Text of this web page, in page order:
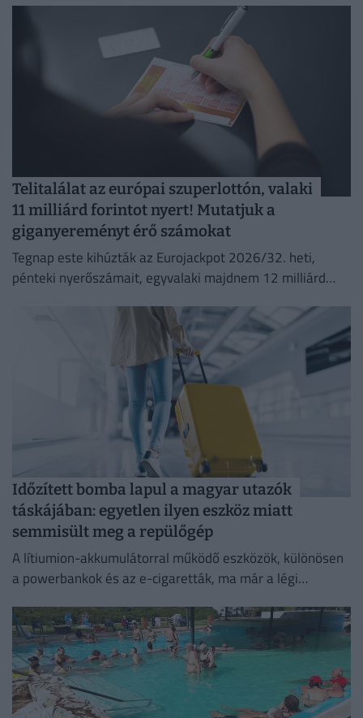
Telitalálat az európai szuperlottón, valaki
11 milliárd forintot nyert! Mutatjuk a
giganyereményt érő számokat
Tegnap este kihúzták az Eurojackpot 2026/32. heti,
pénteki nyerőszámait, egyvalaki majdnem 12 milliárd
Időzített bomba lapul a magyar utazók
táskájában: egyetlen ilyen eszköz miatt
semmisült meg a repülőgép
A lítiumion-akkumulátorral működő eszközök, különösen
a powerbankok és az e-cigaretták, ma már a légi
jelentik.